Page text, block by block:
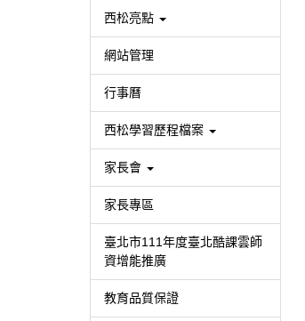
西松亮點
網站管理
行事曆
西松學習歷程檔案
家長會
家長專區
臺北市111年度臺北酷課雲師
資增能推廣
教育品質保證